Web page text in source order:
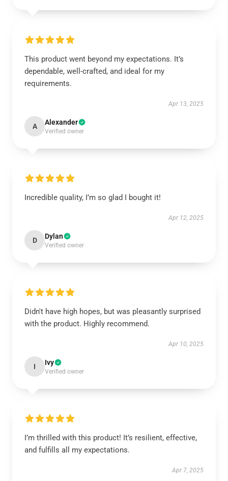
This product went beyond my expectations. It’s
dependable, well-crafted, and ideal for my
requirements.
Apr 13, 2025
A Alexander
Verified owner
Incredible quality, I’m so glad I bought it!
Apr 12, 2025
D Dylan
Verified owner
Didn't have high hopes, but was pleasantly surprised
with the product. Highly recommend.
Apr 10, 2025
I Ivy
Verified owner
I’m thrilled with this product! It’s resilient, effective,
and fulfills all my expectations.
Apr 7, 2025